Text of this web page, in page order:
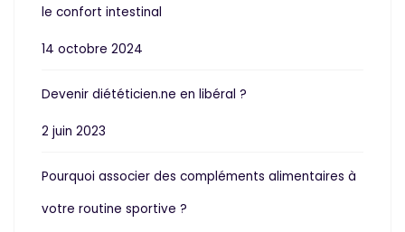
le confort intestinal
14 octobre 2024
Devenir diététicien.ne en libéral ?
2 juin 2023
Pourquoi associer des compléments alimentaires à
votre routine sportive ?